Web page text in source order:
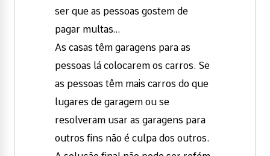
ser que as pessoas gostem de
pagar multas…
As casas têm garagens para as
pessoas lá colocarem os carros. Se
as pessoas têm mais carros do que
lugares de garagem ou se
resolveram usar as garagens para
outros fins não é culpa dos outros.